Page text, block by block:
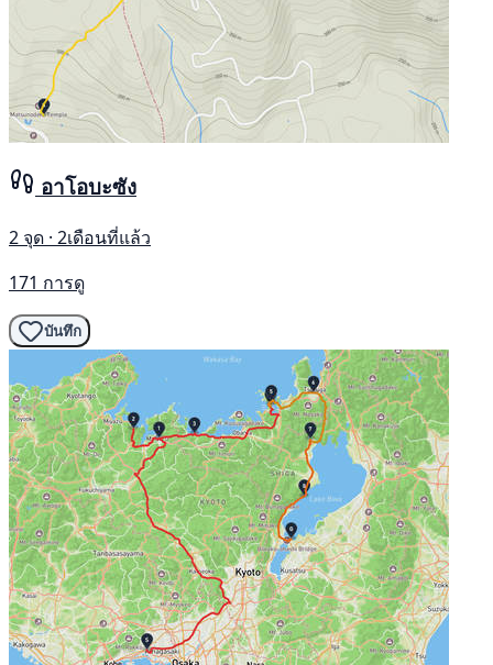
อาโอบะซัง
2 จุด · 2เดือนที่แล้ว
171 การดู
บันทึก